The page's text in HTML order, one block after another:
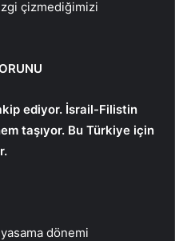
çizmediğimizi
ediyor. İsrail-Filistin
taşıyor. Bu Türkiye için
dönemi